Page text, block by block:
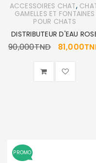
ACCESSOIRES CHAT,
GAMELLES ET FONTAINES
POUR CHATS
DISTRIBUTEUR D'EAU
90,000TND 81,000
PROMO